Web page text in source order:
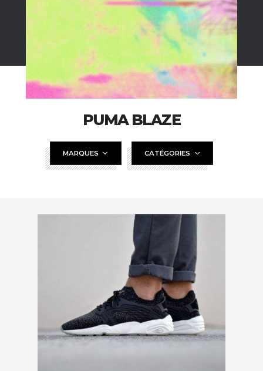
PUMA BLAZE
MARQUES CATÉGORIES